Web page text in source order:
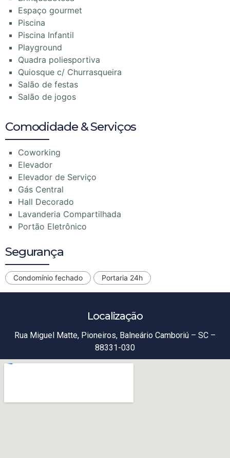
Espaço gourmet
Piscina
Piscina Infantil
Playground
Quadra poliesportiva
Quiosque c/ Churrasqueira
Salão de festas
Salão de jogos
Comodidade & Serviços
Coworking
Elevador
Elevador de Serviço
Gás Central
Hall Decorado
Lavanderia Compartilhada
Portão Eletrônico
Segurança
Condomínio fechado Portaria 24h
Localização
Rua Miguel Matte, Pioneiros, Balneário Camboriú – SC –
88331-030